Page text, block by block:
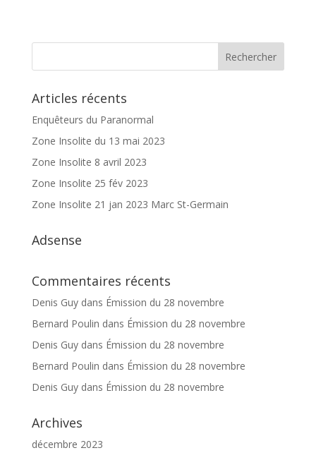
Articles récents
Enquêteurs du Paranormal
Zone Insolite du 13 mai 2023
Zone Insolite 8 avril 2023
Zone Insolite 25 fév 2023
Zone Insolite 21 jan 2023 Marc St-Germain
Adsense
Commentaires récents
Denis Guydans Émission du 28 novembre
Bernard Poulin dans Émission du 28 novembre
Denis Guydans Émission du 28 novembre
Bernard Poulin dans Émission du 28 novembre
Denis Guydans Émission du 28 novembre
Archives
décembre 2023